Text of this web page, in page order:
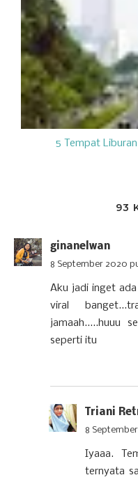
5 Tempat
93
ginanelwan
8 September 2020
Aku jadi inget
viral
jamaah.....huuu
seperti itu
Triani
8
Iyaaa.
ternyata